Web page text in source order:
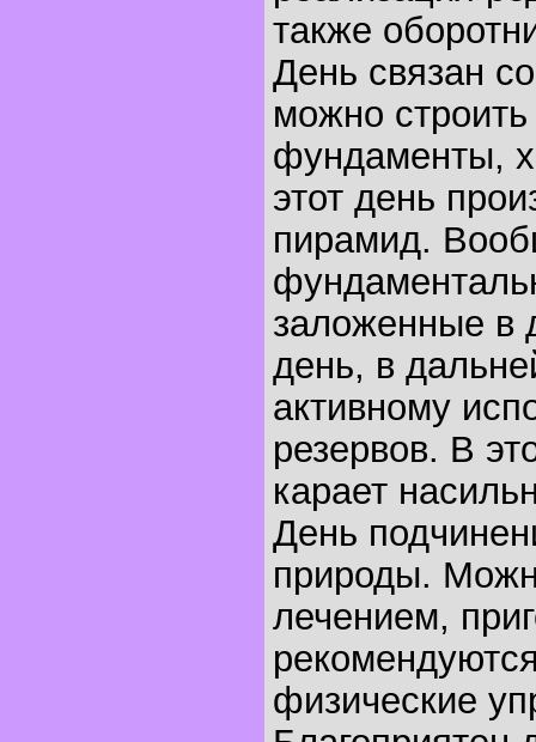
также
День связан
можно
фундаменты,
этот день
пирамид.
заложенные в
день, в
активному
резервов. В
карает
День
природы.
лечением,
физические